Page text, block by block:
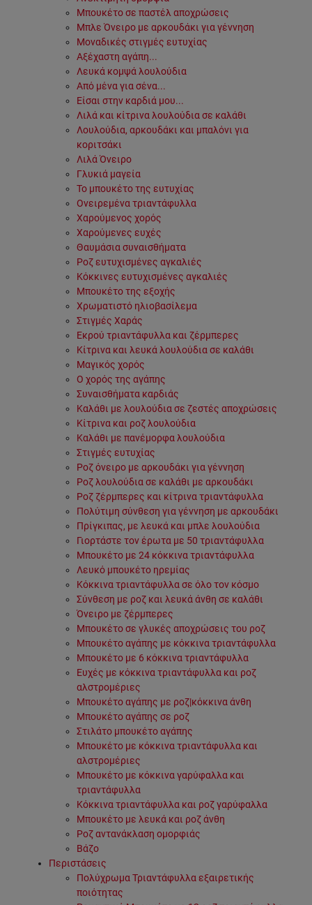
Μπουκέτο σε παστέλ αποχρώσεις
Μπλε Όνειρο με αρκουδάκι για γέννηση
Μοναδικές στιγμές ευτυχίας
Αξέχαστη αγάπη...
Λευκά κομψά λουλούδια
Από μένα για σένα...
Είσαι στην καρδιά μου...
Λιλά και κίτρινα λουλούδια σε καλάθι
Λουλούδια, αρκουδάκι και μπαλόνι για
κοριτσάκι
Λιλά Όνειρο
Γλυκιά μαγεία
Το μπουκέτο της ευτυχίας
Ονειρεμένα τριαντάφυλλα
Χαρούμενος χορός
Χαρούμενες ευχές
Θαυμάσια συναισθήματα
Ροζ ευτυχισμένες αγκαλιές
Κόκκινες ευτυχισμένες αγκαλιές
Μπουκέτο της εξοχής
Χρωματιστό ηλιοβασίλεμα
Στιγμές Χαράς
Εκρού τριαντάφυλλα και ζέρμπερες
Κίτρινα και λευκά λουλούδια σε καλάθι
Μαγικός χορός
Ο χορός της αγάπης
Συναισθήματα καρδιάς
Καλάθι με λουλούδια σε ζεστές αποχρώσεις
Κίτρινα και ροζ λουλούδια
Καλάθι με πανέμορφα λουλούδια
Στιγμές ευτυχίας
Ροζ όνειρο με αρκουδάκι για γέννηση
Ροζ λουλούδια σε καλάθι με αρκουδάκι
Ροζ ζέρμπερες και κίτρινα τριαντάφυλλα
Πολύτιμη σύνθεση για γέννηση με αρκουδάκι
Πρίγκιπας, με λευκά και μπλε λουλούδια
Γιορτάστε τον έρωτα με 50 τριαντάφυλλα
Μπουκέτο με 24 κόκκινα τριαντάφυλλα
Λευκό μπουκέτο ηρεμίας
Κόκκινα τριαντάφυλλα σε όλο τον κόσμο
Σύνθεση με ροζ και λευκά άνθη σε καλάθι
Όνειρο με ζέρμπερες
Μπουκέτο σε γλυκές αποχρώσεις του ροζ
Μπουκέτο αγάπης με κόκκινα τριαντάφυλλα
Μπουκέτο με 6 κόκκινα τριαντάφυλλα
Ευχές με κόκκινα τριαντάφυλλα και ροζ
αλστρομέριες
Μπουκέτο αγάπης με ροζ|κόκκινα άνθη
Μπουκέτο αγάπης σε ροζ
Στιλάτο μπουκέτο αγάπης
Μπουκέτο με κόκκινα τριαντάφυλλα και
αλστρομέριες
Μπουκέτο με κόκκινα γαρύφαλλα και
τριαντάφυλλα
Κόκκινα τριαντάφυλλα και ροζ γαρύφαλλα
Μπουκέτο με λευκά και ροζ άνθη
Ροζ αντανάκλαση ομορφιάς
Βάζο
Περιστάσεις
Πολύχρωμα Τριαντάφυλλα εξαιρετικής
ποιότητας